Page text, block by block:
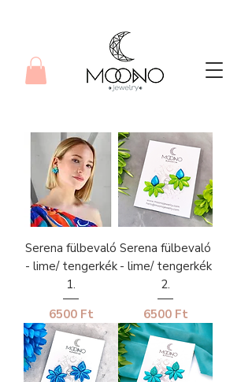
Serena fülbevaló
- lime/ tengerkék
1.
Ár
6500 Ft
Serena fülbevaló
- lime/ tengerkék
2.
Ár
6500 Ft